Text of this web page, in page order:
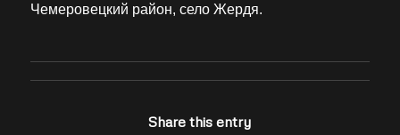
Чемеровецкий район, село Жердя.
Share this entry